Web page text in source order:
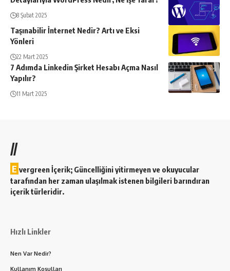
8 Şubat 2025
Taşınabilir İnternet Nedir? Artı ve Eksi
Yönleri
22 Mart 2025
7 Adımda Linkedin Şirket Hesabı Açma Nasıl
Yapılır?
11 Mart 2025
//
E vergreen İçerik; Güncelliğini yitirmeyen ve okuyucular
tarafından her zaman ulaşılmak istenen bilgileri barındıran
içerik türleridir.
Hızlı Linkler
Nen Var Nedir?
Kullanım Koşulları